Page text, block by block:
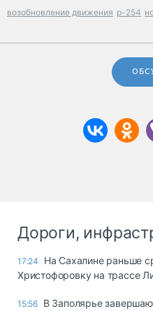
возобновление движения р-254
Дороги,
17:24
На Сахалине раньше
Христофоровку на трассе
15:56 В Заполярье